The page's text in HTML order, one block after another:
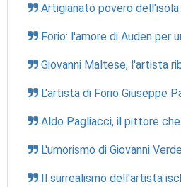
Artigianato povero
Forio: l'amore di Auden per
Giovanni Maltese, l'artista
L'artista di Forio Giuseppe
Aldo Pagliacci, il pittore
L'umorismo di Giovanni
Il surrealismo dell'artista